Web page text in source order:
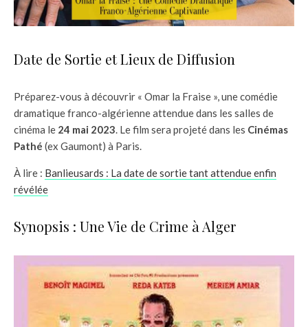
Date de Sortie et Lieux de Diffusion
Préparez-vous à découvrir « Omar la Fraise », une comédie
dramatique franco-algérienne attendue dans les salles de
cinéma le 24 mai 2023. Le film sera projeté dans les Cinémas
Pathé (ex Gaumont) à Paris.
À lire : Banlieusards : La date de sortie tant attendue enfin
révélée
Synopsis : Une Vie de Crime à Alger